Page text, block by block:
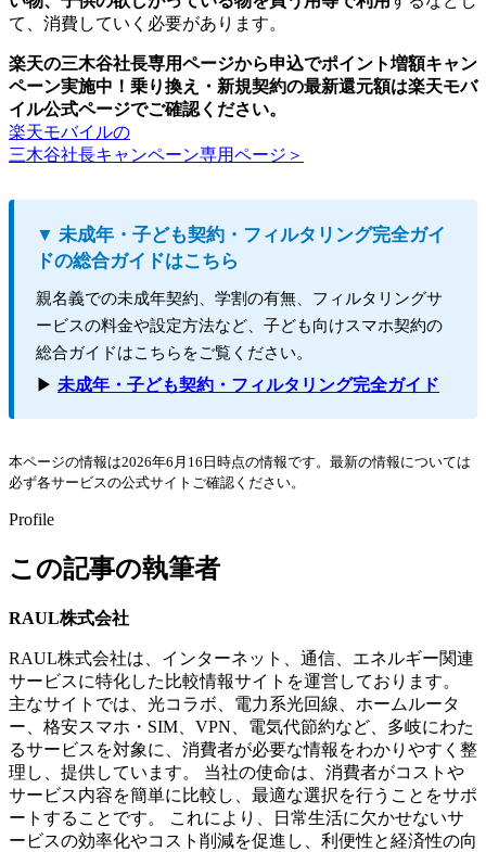
て、消費していく必要があります。
楽天の三木谷社長専用ページから申込でポイント増額キャン
ペーン実施中！乗り換え・新規契約の最新還元額は楽天モバ
イル公式ページでご確認ください。
楽天モバイルの
三木谷社長キャンペーン専用ページ＞
▼ 未成年・子ども契約・フィルタリング完全ガイ
ドの総合ガイドはこちら
親名義での未成年契約、学割の有無、フィルタリングサ
ービスの料金や設定方法など、子ども向けスマホ契約の
総合ガイドはこちらをご覧ください。
▶ 未成年・子ども契約・フィルタリング完全ガイド
本ページの情報は2026年6月16日時点の情報です。最新の情報については
必ず各サービスの公式サイトご確認ください。
Profile
この記事の執筆者
RAUL株式会社
RAUL株式会社は、インターネット、通信、エネルギー関連
サービスに特化した比較情報サイトを運営しております。
主なサイトでは、光コラボ、電力系光回線、ホームルータ
ー、格安スマホ・SIM、VPN、電気代節約など、多岐にわた
るサービスを対象に、消費者が必要な情報をわかりやすく整
理し、提供しています。 当社の使命は、消費者がコストや
サービス内容を簡単に比較し、最適な選択を行うことをサポ
ートすることです。 これにより、日常生活に欠かせないサ
ービスの効率化やコスト削減を促進し、利便性と経済性の向